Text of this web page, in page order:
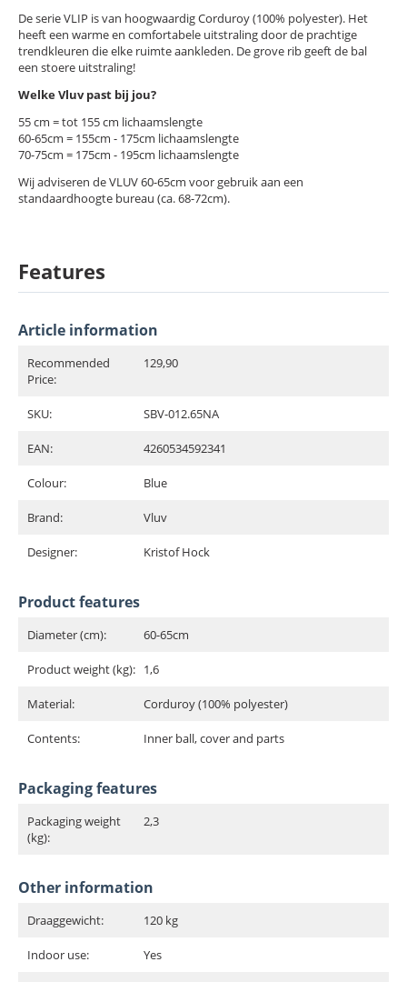
De serie VLIP is van hoogwaardig Corduroy (100% polyester). Het
heeft een warme en comfortabele uitstraling door de prachtige
trendkleuren die elke ruimte aankleden. De grove rib geeft de bal
een stoere uitstraling!
Welke Vluv past bij jou?
55 cm = tot 155 cm lichaamslengte
60-65cm = 155cm - 175cm lichaamslengte
70-75cm = 175cm - 195cm lichaamslengte
Wij adviseren de VLUV 60-65cm voor gebruik aan een
standaardhoogte bureau (ca. 68-72cm).
Features
Article information
Recommended
Price:
129,90
SKU: SBV-012.65NA
EAN: 4260534592341
Colour: Blue
Brand: Vluv
Designer: Kristof Hock
Product features
Diameter (cm): 60-65cm
Product weight (kg): 1,6
Material: Corduroy (100% polyester)
Contents: Inner ball, cover and parts
Packaging features
Packaging weight
(kg):
2,3
Other information
Draaggewicht: 120 kg
Indoor use: Yes